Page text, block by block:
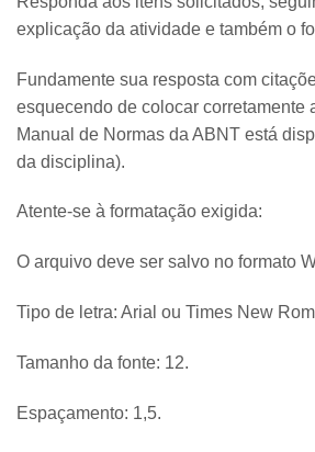
explicação da atividade e também o
Fundamente sua resposta com
esquecendo de colocar corretamente
Manual de Normas da ABNT está
da disciplina).
Atente-se à formatação exigida:
O arquivo deve ser salvo no formato
Tipo de letra: Arial ou Times New
Tamanho da fonte: 12.
Espaçamento: 1,5.